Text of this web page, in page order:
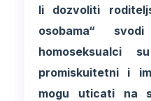
li dozvoliti
osobama“
homoseksualci
promiskuitetni i
mogu uticati na